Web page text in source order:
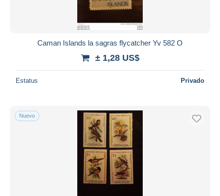
Caman Islands la sagras flycatcher Yv 582 O
± 1,28 US$
Estatus Privado
Nuevo